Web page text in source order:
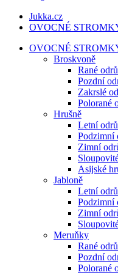
Jukka.cz
OVOCNÉ
OVOCNÉ
Broskvoně
Rané
Pozdní
Zakrslé
Polorané
Hrušně
Letní
Podzimní
Zimní
Asijské
Jabloně
Letní
Podzimní
Zimní
Meruňky
Rané
Pozdní
Polorané